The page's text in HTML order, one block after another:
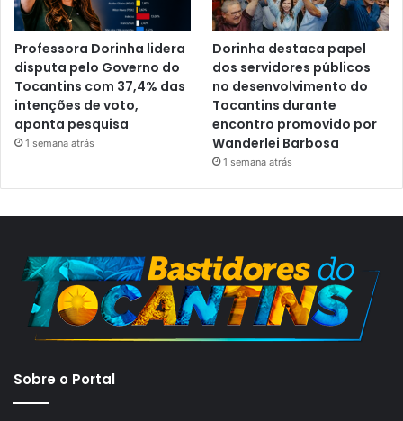
Professora Dorinha lidera
disputa pelo Governo do
Tocantins com 37,4% das
intenções de voto,
aponta pesquisa
1 semana atrás
Dorinha destaca papel
dos servidores públicos
no desenvolvimento do
Tocantins durante
encontro promovido por
Wanderlei Barbosa
1 semana atrás
Sobre o Portal